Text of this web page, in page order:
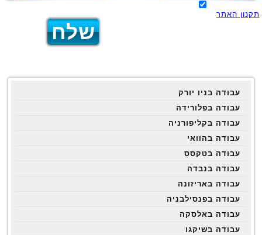
תקנון האתר
עבודה בניו יורק
עבודה בפלורידה
עבודה בקליפורניה
עבודה בהוואי
עבודה בטקסס
עבודה בנבדה
עבודה באריזונה
עבודה בפנסילבניה
עבודה באלסקה
עבודה בשיקגו